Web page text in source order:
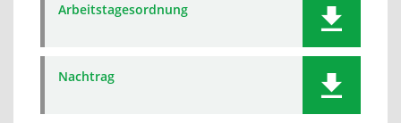
Arbeitstagesordnung
Nachtrag